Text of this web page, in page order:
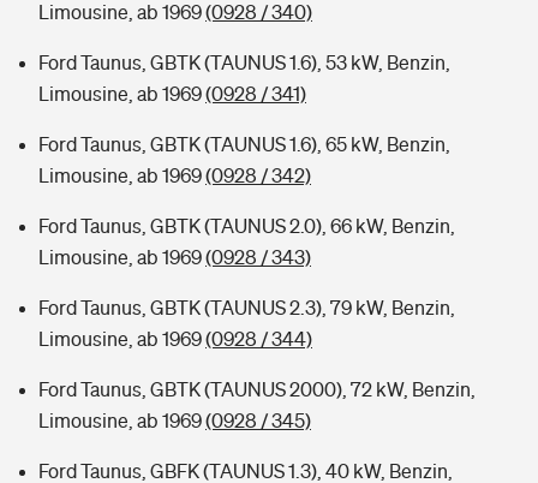
Tools
Kinderunfall-Check: Mehr Sicherheit für deine Kids
Sie haben Fragen?
Limousine, ab 1969(0928 / 340)
Ford Taunus, GBTK (TAUNUS 1.6), 53 kW, Benzin,
Limousine, ab 1969(0928 / 341)
Ford Taunus, GBTK (TAUNUS 1.6), 65 kW, Benzin,
Limousine, ab 1969(0928 / 342)
Ford Taunus, GBTK (TAUNUS 2.0), 66 kW, Benzin,
Limousine, ab 1969(0928 / 343)
Ford Taunus, GBTK (TAUNUS 2.3), 79 kW, Benzin,
Limousine, ab 1969(0928 / 344)
Ford Taunus, GBTK (TAUNUS 2000), 72 kW, Benzin,
Limousine, ab 1969(0928 / 345)
Ford Taunus, GBFK (TAUNUS 1.3), 40 kW, Benzin,